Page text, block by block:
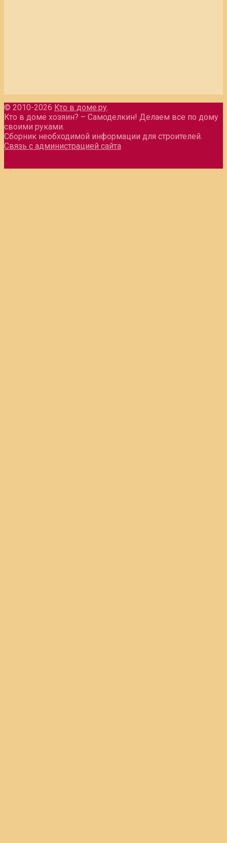
© 2010-2026 Кто в доме.ру.
Кто в доме хозяин? – Самоделкин! Делаем все по дому
своими руками.
Сборник необходимой информации для строителей.
Связь с администрацией сайта